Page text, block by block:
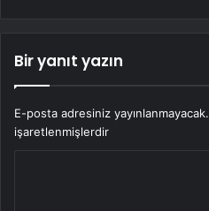
Bir yanıt yazın
E-posta adresiniz yayınlanmayacak.
işaretlenmişlerdir